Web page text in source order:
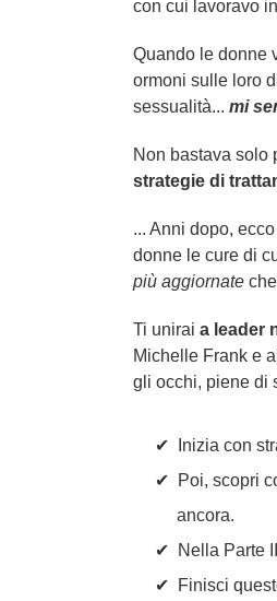
con cui lavoravo
Quando le donne
ormoni sulle loro
sessualità... mi
Non bastava solo
strategie di
... Anni dopo,
donne le cure di
più aggiornate
Ti unirai a leader
Michelle Frank e
gli occhi, piene di
Inizia con
Poi, scopri
ancora.
Nella Parte
Finisci